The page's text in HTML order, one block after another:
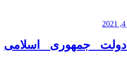
جمهوری اسلامی